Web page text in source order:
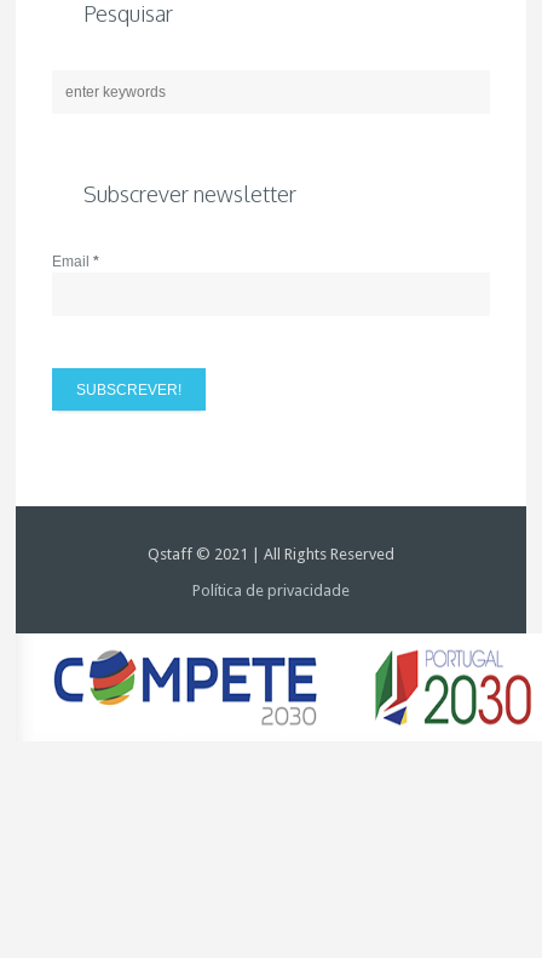
Pesquisar
Subscrever newsletter
Email*
Qstaff © 2021 | All Rights Reserved
Política de privacidade